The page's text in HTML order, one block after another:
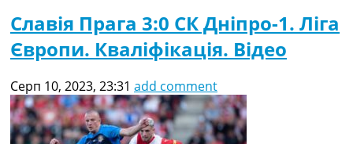
Славія Прага 3:0 СК Дніпро-1. Ліга
Європи. Кваліфікація. Відео
Серп 10, 2023, 23:31 add comment